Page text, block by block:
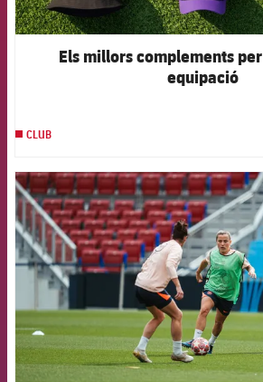
Els millors complements
equipació
CLUB
FCB